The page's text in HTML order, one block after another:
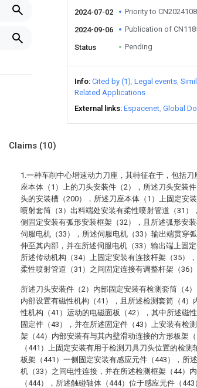
2024-07-02
Priority to
2024-09-06 Publication of
Status Pending
Info Cited by (1) Legal events
Related Applications
External links Espacenet Global
Claims (10)
1.一种车削中心增速动力刀座，其特征在于，包括
座本体（1）上的刀头安装件（2），所述刀头安装
头的安装槽（200），所述刀座本体（1）上固定安
喷射套筒（3）出料端处安装有柔性喷射管道（31）
侧固定安装有弧形安装框架（32），且所述弧形安
伺服电机（33），所述伺服电机（33）输出端贯穿
伸至其内部，并在所述伺服电机（33）输出端上固
所述传动机构（34）上固定安装有连接杆架（35）
柔性喷射管道（31）之间固定连接有调整杆架（36）
所述刀头安装件（2）内部固定安装有检测套筒（4
内部设置有磁性机构（41），且所述检测套筒（4）
性机构（41）运动的电磁面板（42），其中所述磁
固定件（43），并在所述固定件（43）上安装有检
架（44）内部安装有与其内壁滑动连接的方形板架
（441）上固定安装有用于检测刀具刀头位置的检
板架（441）一侧固定安装有感应元件（443），所
机（33）之间电性连接，并在所述检测框架（44）
（444），所述触碰轴体（444）位于感应元件（